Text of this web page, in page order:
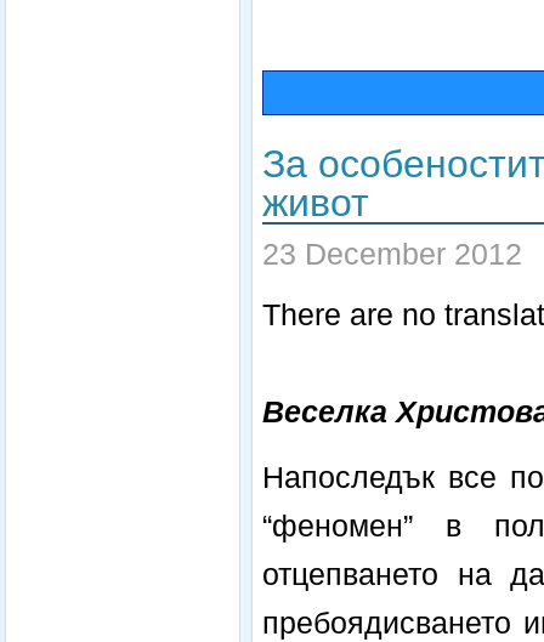
За
живот
23 December 2012
There are no
Веселка
Напоследък все
“феномен” в
отцепването на
пребоядисването